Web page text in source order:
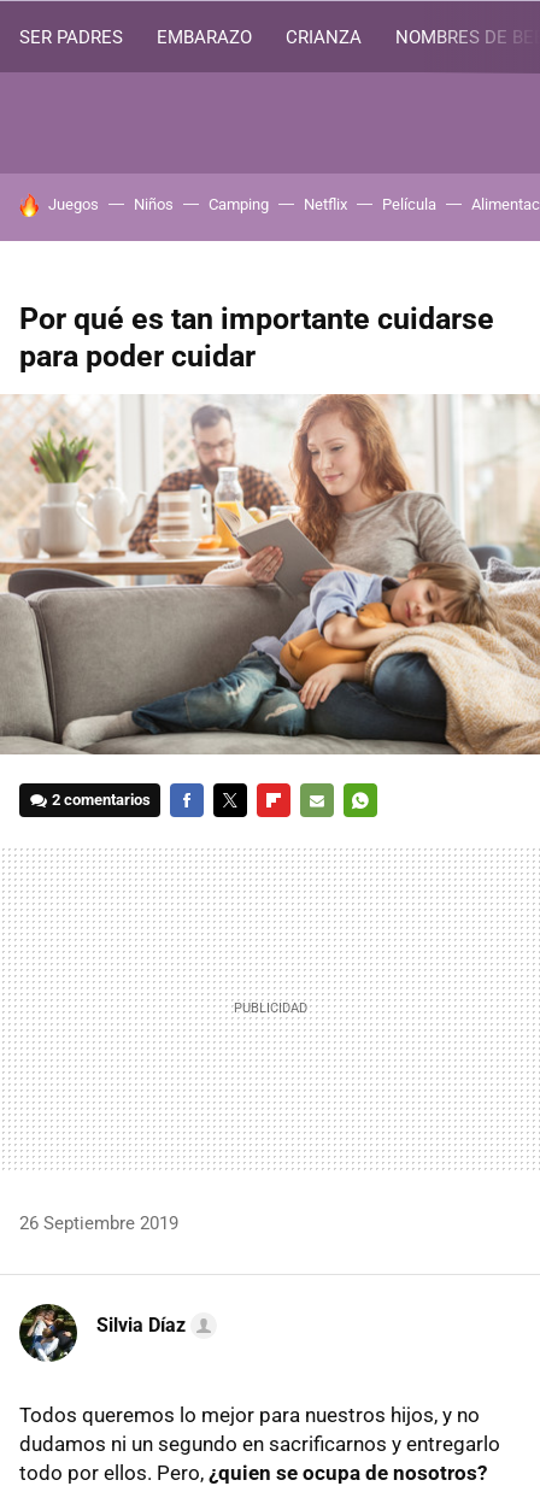
SER PADRES EMBARAZO CRIANZA NOMBRES DE
HOY SE HABLA DE
Juegos Niños Camping Netflix Película
Por qué es tan importante cuidarse
para poder cuidar
2 comentarios
MAIL
26 Septiembre 2019
Silvia Díaz
Todos queremos lo mejor para nuestros hijos, y no
dudamos ni un segundo en sacrificarnos y entregarlo
todo por ellos. Pero, ¿quien se ocupa de nosotros?